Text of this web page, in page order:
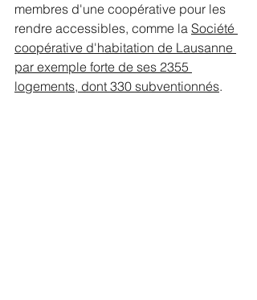
membres d'une coopérative pour les
rendre accessibles, comme la Société
coopérative d'habitation de Lausanne
par exemple forte de ses 2355
logements, dont 330 subventionnés.